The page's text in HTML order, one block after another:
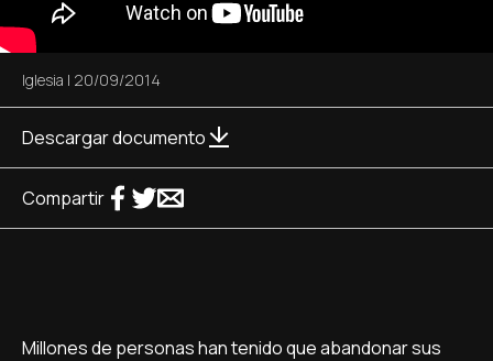
Iglesia | 20/09/2014
Descargar documento
Compartir
Millones de personas han tenido que abandonar sus